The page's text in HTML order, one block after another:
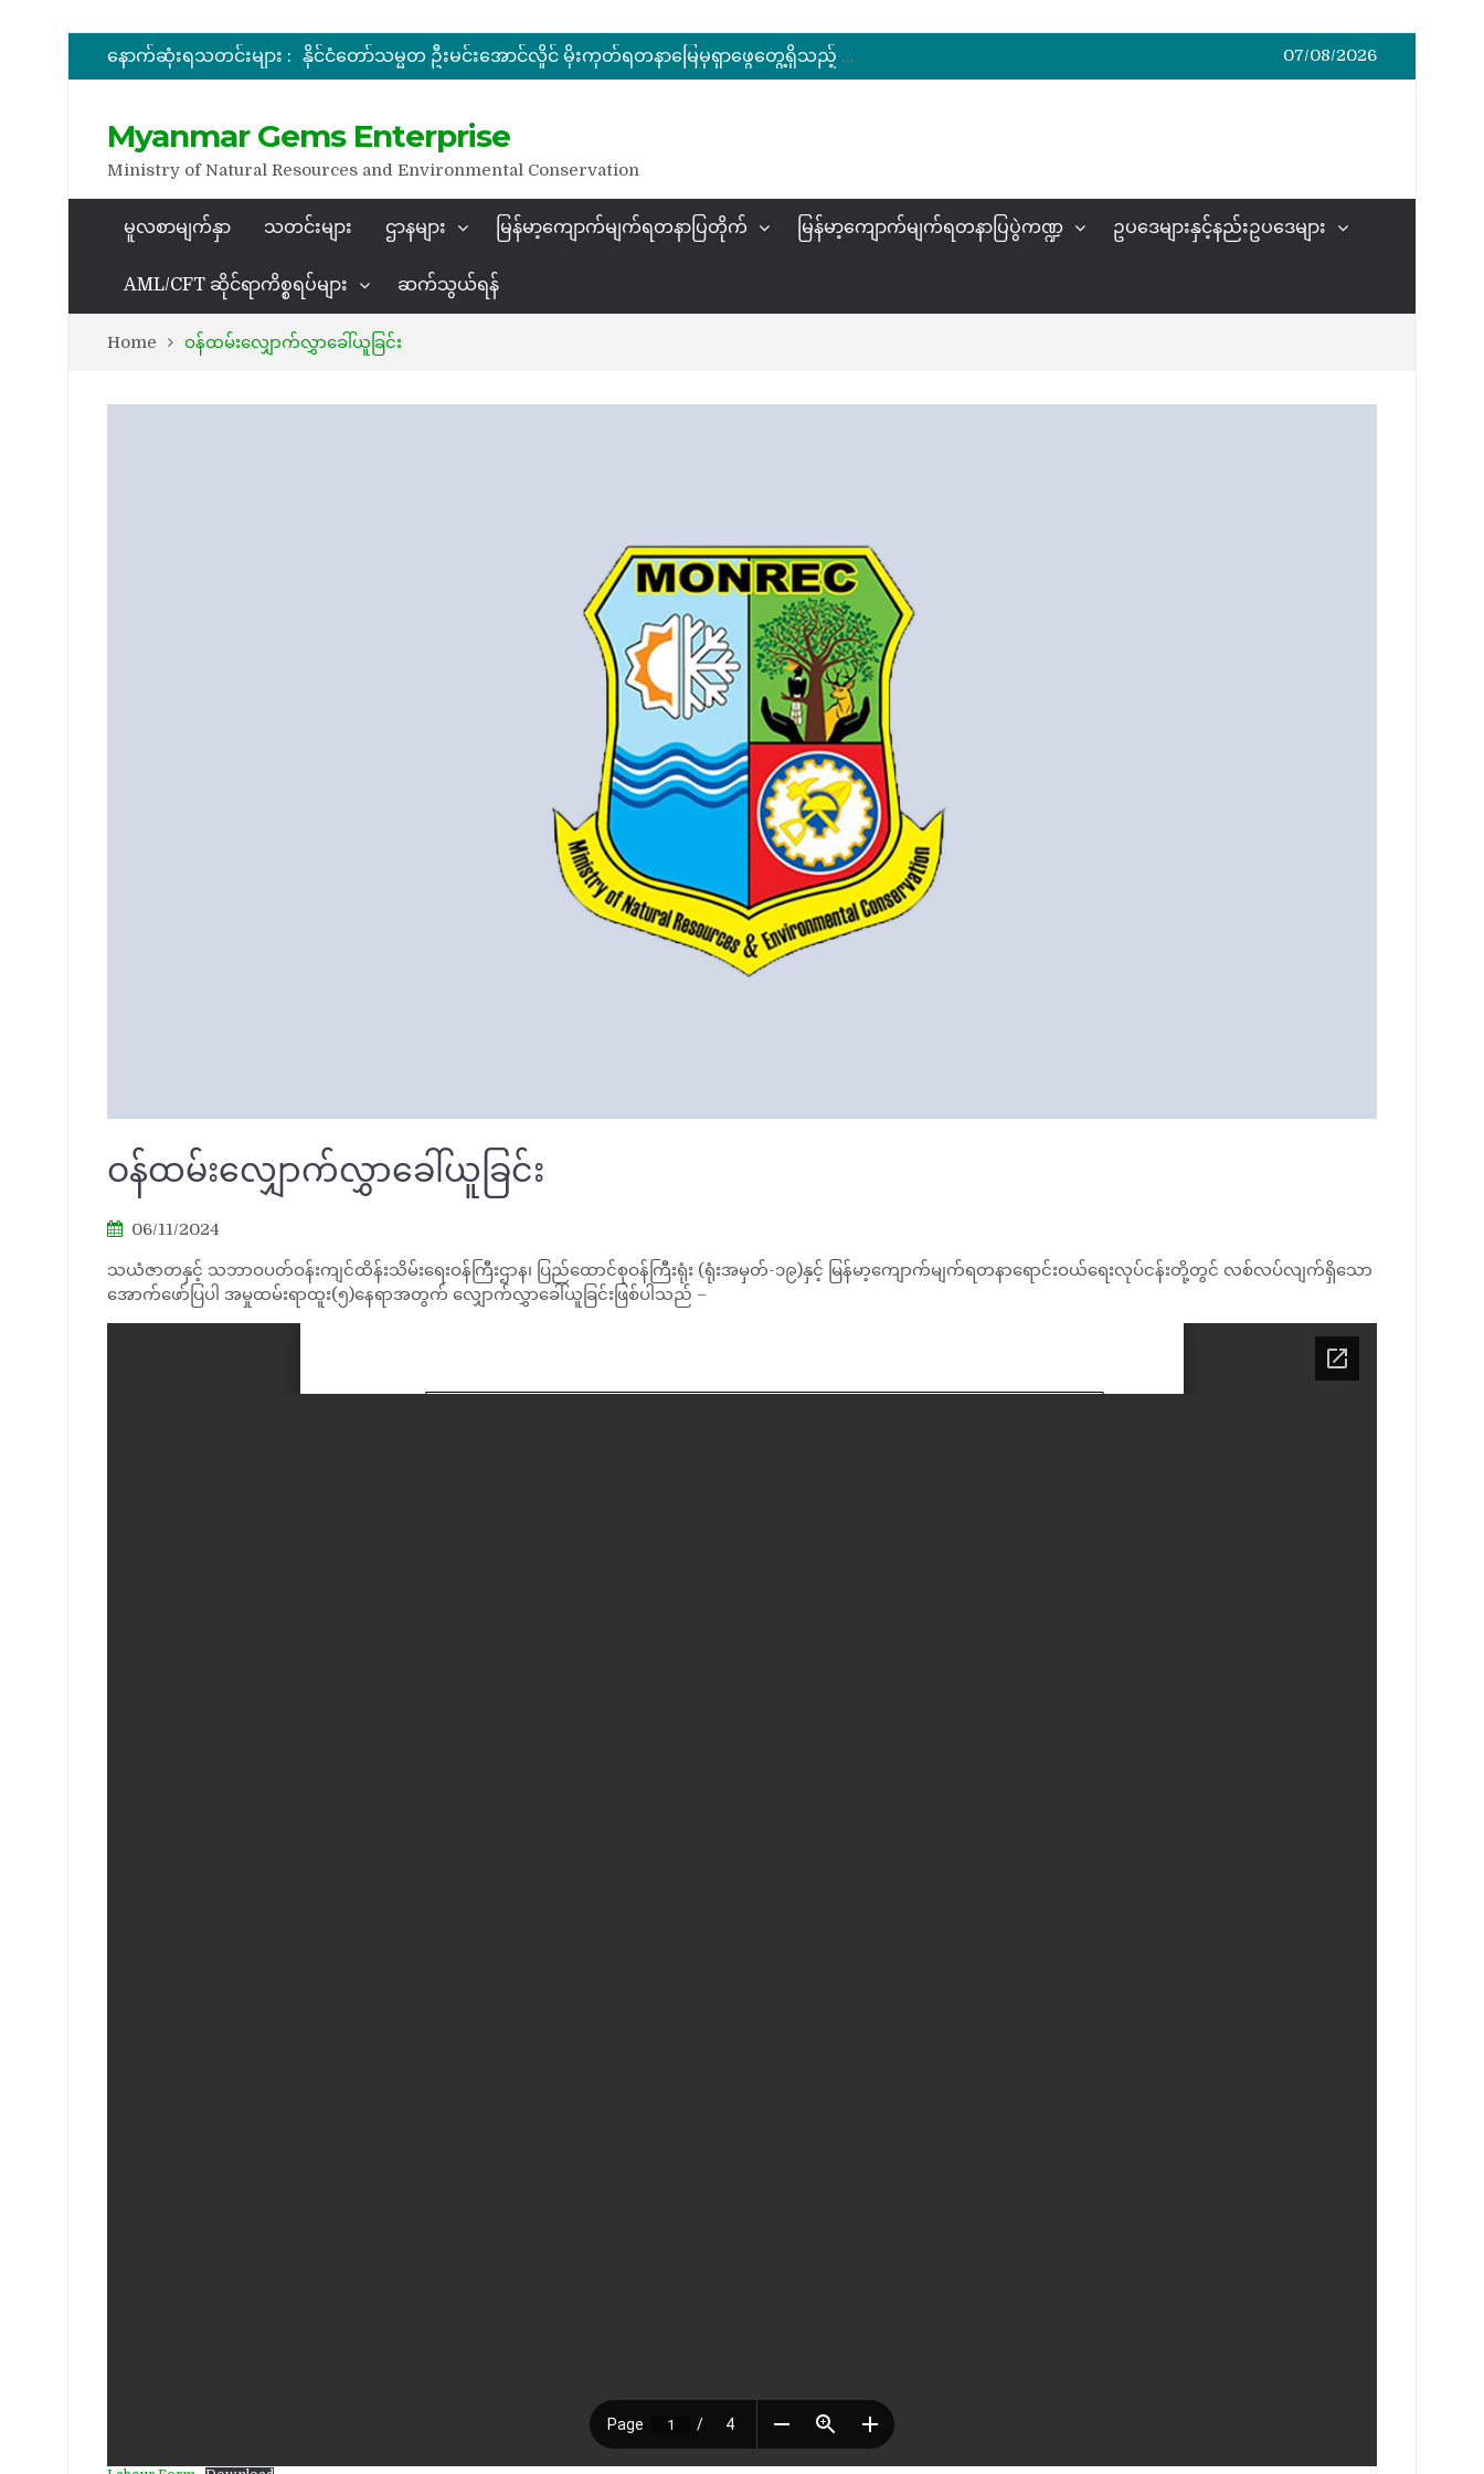
နောက်ဆုံးရသတင်းများ :
ပြည်ထောင်စုဝန်ကြီး ဦးဆန်းဦး တရုတ်ပြည်သူ့သမ္မတနိုင်ငံ၊ ရွှေလီမြို့၊ ကျယ်ဂေါင်နယ်စပ်ကုန်သွယ်ရေးဇုန်တွင် မြန်မာ့ကျောက်မျက်ရတနာပြပွဲ တက်ရောက်ဖွင့်လှစ်
နိုင်ငံတော်သမ္မတ ဦးမင်းအောင်လှိုင် မိုးကုတ်ရတနာမြေမှရှာဖွေတွေ့ရှိသည့် ထူးခြားလှပပြီး အရွယ်အစားကြီးမားသည့် နီလာအရိုင်းတုံးကြီးအားကြည့်ရှု
အိတ်ဖွင့်တင်ဒါခေါ်ယူခြင်း
07/08/2026
Myanmar Gems Enterprise
Ministry of Natural Resources and Environmental Conservation
မူလစာမျက်နှာ သတင်းများ ဌာနများ မြန်မာ့ကျောက်မျက်ရတနာပြတိုက် မြန်မာ့ကျောက်မျက်ရတနာပြပွဲကဏ္ဍ ဥပဒေများနှင့်နည်းဥပဒေများ
AML/CFT ဆိုင်ရာကိစ္စရပ်များ ဆက်သွယ်ရန်
Home ဝန်ထမ်းလျှောက်လွှာခေါ်ယူခြင်း
ဝန်ထမ်းလျှောက်လွှာခေါ်ယူခြင်း
06/11/2024
သယံဇာတနှင့် သဘာဝပတ်ဝန်းကျင်ထိန်းသိမ်းရေးဝန်ကြီးဌာန၊ ပြည်ထောင်စုဝန်ကြီးရုံး (ရုံးအမှတ်-၁၉)နှင့် မြန်မာ့ကျောက်မျက်ရတနာရောင်းဝယ်ရေးလုပ်ငန်းတို့တွင် လစ်လပ်လျက်ရှိသော
အောက်ဖော်ပြပါ အမှုထမ်းရာထူး(၅)နေရာအတွက် လျှောက်လွှာခေါ်ယူခြင်းဖြစ်ပါသည် –